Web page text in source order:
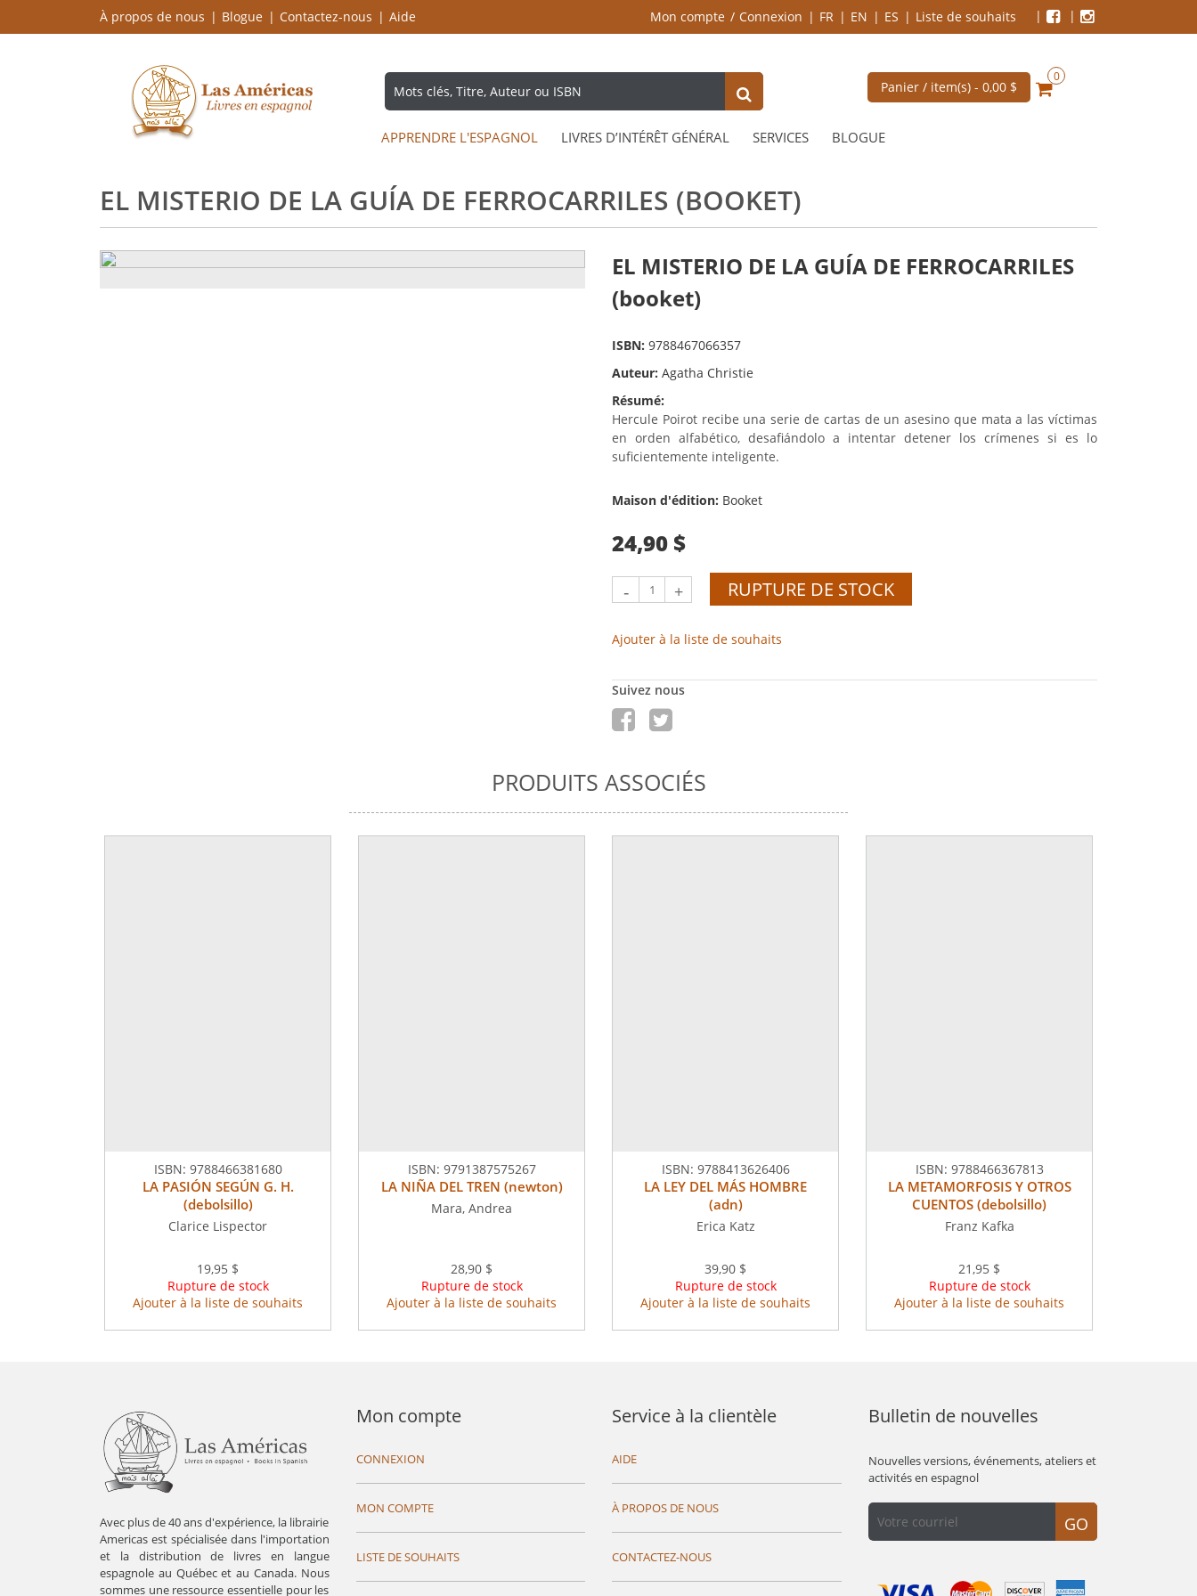
À propos de nous Blogue Contactez-nous Aide Mon compte Connexion FR EN ES Liste de souhaits
Panier / item(s) - 0,00 $
0
APPRENDRE L'ESPAGNOL LIVRES D’INTÉRÊT GÉNÉRAL SERVICES BLOGUE
EL MISTERIO DE LA GUÍA DE FERROCARRILES (BOOKET)
EL MISTERIO DE LA GUÍA DE FERROCARRILES
(booket)
ISBN: 9788467066357
Auteur: Agatha Christie
Résumé:
Hercule Poirot recibe una serie de cartas de un asesino que mata a las víctimas
en orden alfabético, desafiándolo a intentar detener los crímenes si es lo
suficientemente inteligente.
Maison d'édition: Booket
24,90 $
- + RUPTURE DE STOCK
Ajouter à la liste de souhaits
Suivez nous
PRODUITS ASSOCIÉS
ISBN: 9788466381680
LA PASIÓN SEGÚN G. H.
(debolsillo)
Clarice Lispector
19,95 $
Rupture de stock
Ajouter à la liste de souhaits
ISBN: 9791387575267
LA NIÑA DEL TREN (newton)
Mara, Andrea
28,90 $
Rupture de stock
Ajouter à la liste de souhaits
ISBN: 9788413626406
LA LEY DEL MÁS HOMBRE
(adn)
Erica Katz
39,90 $
Rupture de stock
Ajouter à la liste de souhaits
ISBN: 9788466367813
LA METAMORFOSIS Y OTROS
CUENTOS (debolsillo)
Franz Kafka
21,95 $
Rupture de stock
Ajouter à la liste de souhaits
Avec plus de 40 ans d'expérience, la librairie
Americas est spécialisée dans l'importation
et la distribution de livres en langue
espagnole au Québec et au Canada. Nous
sommes une ressource essentielle pour les
Mon compte
CONNEXION
MON COMPTE
LISTE DE SOUHAITS
Service à la clientèle
AIDE
À PROPOS DE NOUS
CONTACTEZ-NOUS
Bulletin de nouvelles
Nouvelles versions, événements, ateliers et
activités en espagnol
GO